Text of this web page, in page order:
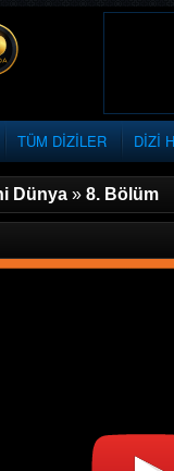
TÜM DİZİLER DİZİ
Dünya » 8. Bölüm